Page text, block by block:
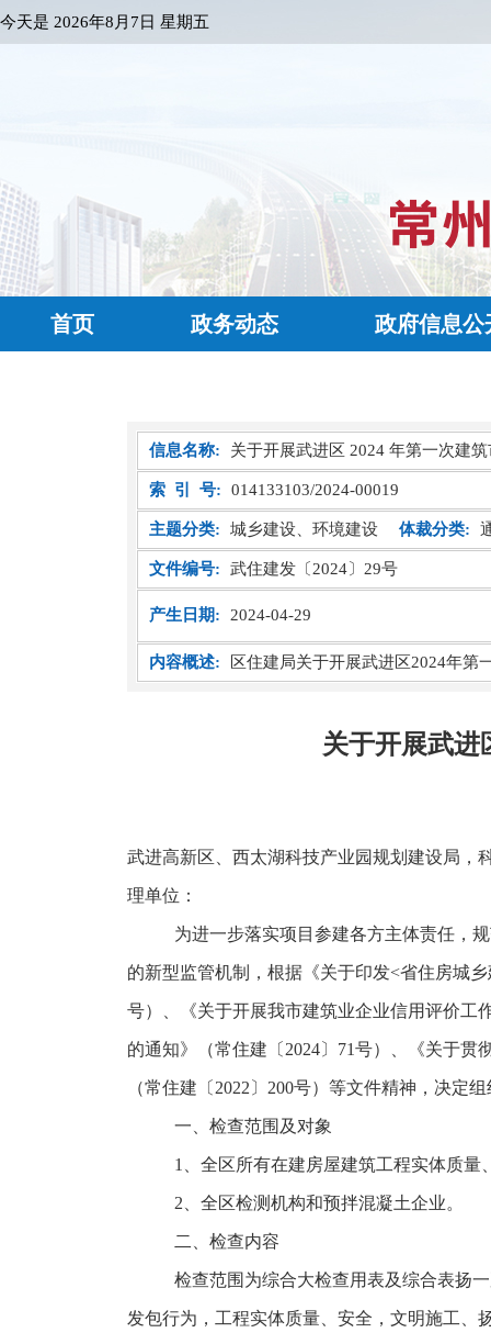
今天是 2026年8月7日 星期五
首页 政务动态 政府信息公
信息名称: 关于开展武进区 2024 年第一次建
索 引 号: 014133103/2024-00019
主题分类: 城乡建设、环境建设 体裁分类:
文件编号: 武住建发〔2024〕29号
产生日期: 2024-04-29
内容概述: 区住建局关于开展武进区2024年第
关于开展武进
武进高新区、西太湖科技产业园规划建设局，
理单位：
为进一步落实项目参建各方主体责任，
的新型监管机制，根据《关于印发<省住房城
号）、《关于开展我市建筑业企业信用评价工
的通知》（常住建〔 2024〕 71号） 、《关于贯
（常住建〔 2022 〕 200号）等文件精神，决定组
一、检查范围及对象
1、全区所有在建房屋建筑工程实体质量
2、全区检测机构和预拌混凝土企业。
二、检查内容
检查范围为综合大检查用表及综合表扬
发包行为，工程实体质量、安全，文明施工、